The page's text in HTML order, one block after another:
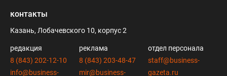
контакты
Казань, Лобачевского 10, корпус 2
редакция
8 (843) 202-12-10
info@business-
реклама
8 (843) 203-48-47
mir@business-
отдел персонала
staff@business-
gazeta.ru